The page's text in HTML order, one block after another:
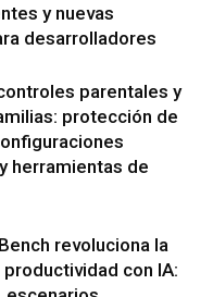
y nuevas
desarrolladores
parentales y
protección de
herramientas de
revoluciona la
con IA: